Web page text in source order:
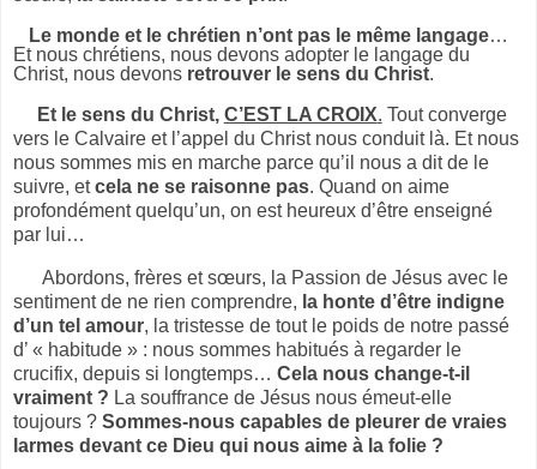
Le monde et le chrétien n’ont pas le même langage…
Et nous chrétiens, nous devons adopter le langage du
Christ, nous devons retrouver le sens du Christ.
Et le sens du Christ, C’EST LA CROIX. Tout converge
vers le Calvaire et l’appel du Christ nous conduit là. Et nous
nous sommes mis en marche parce qu’il nous a dit de le
suivre, etcela ne se raisonne pas. Quand on aime
profondément quelqu’un, on est heureux d’être enseigné
par lui…
Abordons, frères et sœurs, la Passion de Jésus avec le
sentiment de ne rien comprendre, la honte d’être indigne
d’un tel amour, la tristesse de tout le poids de notre passé
d’ « habitude » : nous sommes habitués à regarder le
crucifix, depuis si longtemps… Cela nous change-t-il
vraiment ? La souffrance de Jésus nous émeut-elle
toujours ? Sommes-nous capables de pleurer de vraies
larmes devant ce Dieu qui nous aime à la folie ?